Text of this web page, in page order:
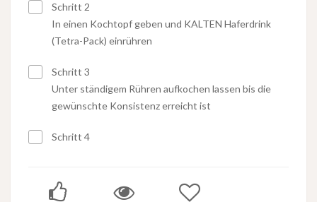
Schritt 2
In einen Kochtopf geben und KALTEN Haferdrink
(Tetra-Pack) einrühren
Schritt 3
Unter ständigem Rühren aufkochen lassen bis die
gewünschte Konsistenz erreicht ist
Schritt 4